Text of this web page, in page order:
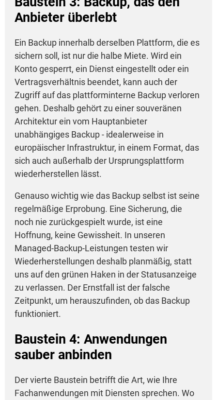
Anbieter überlebt
Ein Backup innerhalb derselben Plattform, die es
sichern soll, ist nur die halbe Miete. Wird ein
Konto gesperrt, ein Dienst eingestellt oder ein
Vertragsverhältnis beendet, kann auch der
Zugriff auf das plattforminterne Backup verloren
gehen. Deshalb gehört zu einer souveränen
Architektur ein vom Hauptanbieter
unabhängiges Backup - idealerweise in
europäischer Infrastruktur, in einem Format, das
sich auch außerhalb der Ursprungsplattform
wiederherstellen lässt.
Genauso wichtig wie das Backup selbst ist seine
regelmäßige Erprobung. Eine Sicherung, die
noch nie zurückgespielt wurde, ist eine
Hoffnung, keine Gewissheit. In unseren
Managed-Backup-Leistungen testen wir
Wiederherstellungen deshalb planmäßig, statt
uns auf den grünen Haken in der Statusanzeige
zu verlassen. Der Ernstfall ist der falsche
Zeitpunkt, um herauszufinden, ob das Backup
funktioniert.
Baustein 4: Anwendungen
sauber anbinden
Der vierte Baustein betrifft die Art, wie Ihre
Fachanwendungen mit Diensten sprechen. Wo